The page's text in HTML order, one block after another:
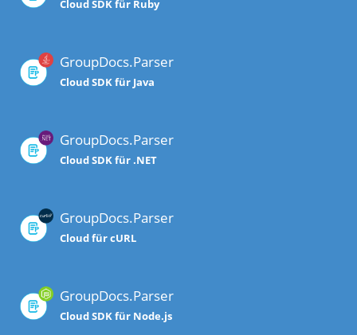
Cloud SDK für Ruby
GroupDocs.Parser
Cloud SDK für Java
GroupDocs.Parser
Cloud SDK für .NET
GroupDocs.Parser
Cloud für cURL
GroupDocs.Parser
Cloud SDK für Node.js